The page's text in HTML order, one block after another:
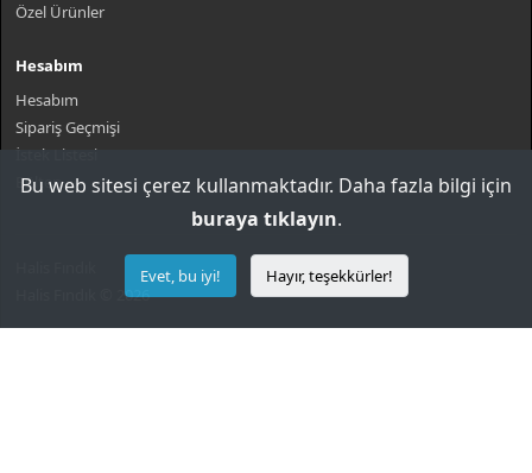
Özel Ürünler
Hesabım
Hesabım
Sipariş Geçmişi
İstek Listesi
Bülten
Halis Fındık © 2026
Bu web sitesi çerez kullanmaktadır. Daha fazla bilgi için
buraya tıklayın.
Evet, bu iyi! Hayır, teşekkürler!